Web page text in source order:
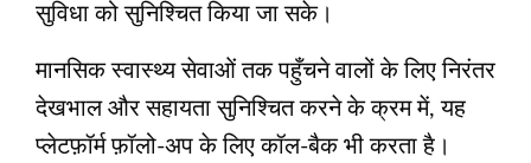
सुविधा को सुनिश्चित किया जा सके।
मानसिक स्वास्थ्य सेवाओं तक पहुँचने वालों के लिए निरंतर
देखभाल और सहायता सुनिश्चित करने के क्रम में, यह
प्लेटफ़ॉर्म फ़ॉलो-अप के लिए कॉल-बैक भी करता है।